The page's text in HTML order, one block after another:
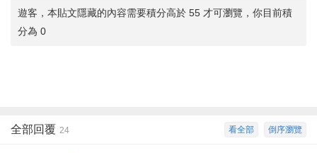
遊客，本貼文隱藏的內容需要積分高於 55 才可瀏覽，你目前積
分為 0
倒序瀏覽
看全部
全部回覆 24